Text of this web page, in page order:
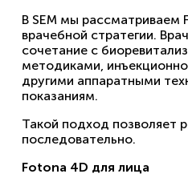
В SEM мы рассматриваем
врачебной стратегии.
сочетание с
методиками,
другими аппаратными
показаниям.
Такой подход позволяет
последовательно.
Fotona 4D для лица